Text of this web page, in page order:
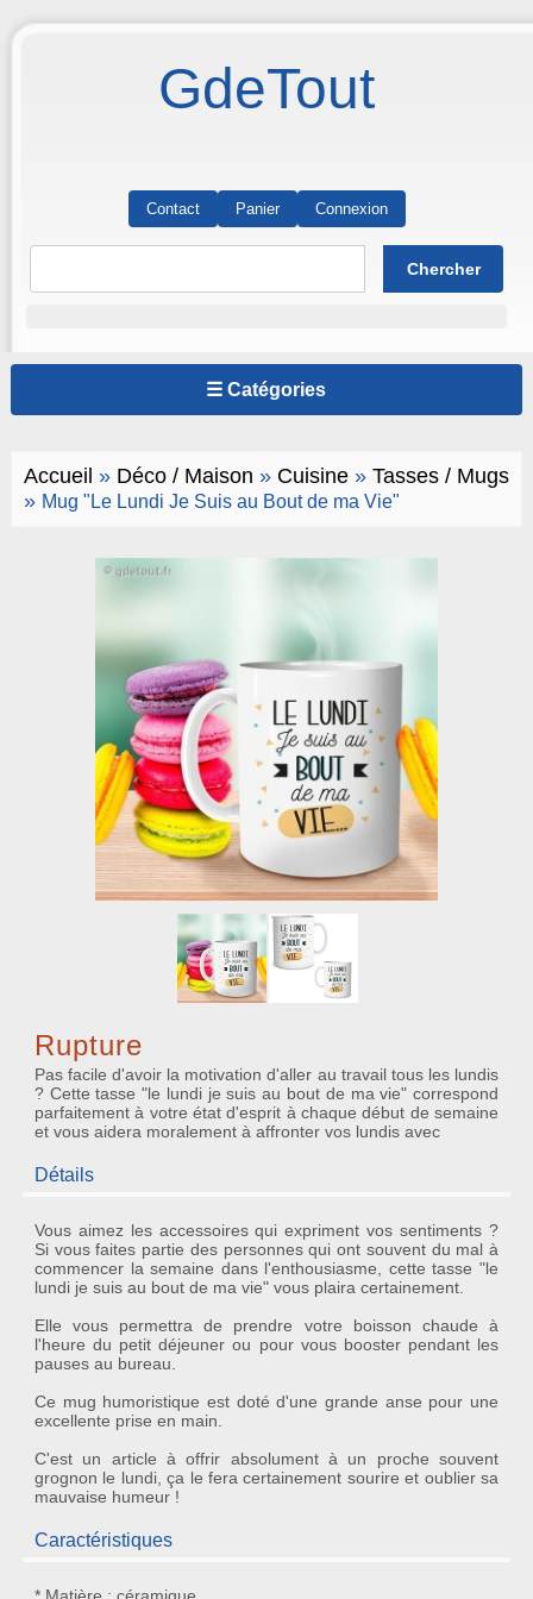
GdeTout
Contact Panier Connexion
☰ Catégories
Accueil » Déco / Maison » Cuisine» Tasses / Mugs
» Mug "Le Lundi Je Suis au Bout de ma Vie"
Rupture
Pas facile d'avoir la motivation d'aller au travail tous les lundis
? Cette tasse "le lundi je suis au bout de ma vie" correspond
parfaitement à votre état d'esprit à chaque début de semaine
et vous aidera moralement à affronter vos lundis avec
Détails
Vous aimez les accessoires qui expriment vos sentiments ?
Si vous faites partie des personnes qui ont souvent du mal à
commencer la semaine dans l'enthousiasme, cettetasse"le
lundi je suis au bout de ma vie" vous plaira certainement.
Elle vous permettra de prendre votre boisson chaude à
l'heure du petit déjeuner ou pour vous booster pendant les
pauses au bureau.
Ce mug humoristique est doté d'une grande anse pour une
excellente prise en main.
C'est un article à offrir absolument à un proche souvent
grognon le lundi, ça le fera certainement sourire et oublier sa
mauvaise humeur !
Caractéristiques